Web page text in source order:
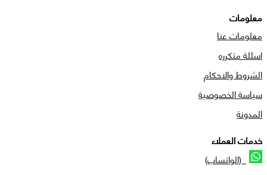
معلومات
معلومات عنا
اسئلة متكرره
الشروط والاحكام
سياسة الخصوصية
المدونة
خدمات العملاء
(الواتساب)